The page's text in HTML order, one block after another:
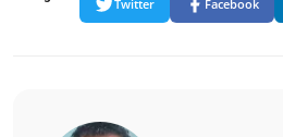
Twitter Facebook